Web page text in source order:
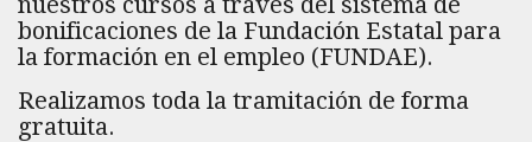
bonificaciones de la Fundación Estatal para
la formación en el empleo (FUNDAE).
Realizamos toda la tramitación de forma
gratuita.